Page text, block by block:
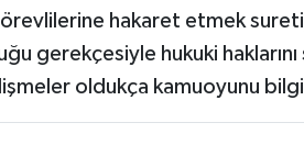
hakaret etmek
gerekçesiyle hukuki
oldukça kamuoyunu